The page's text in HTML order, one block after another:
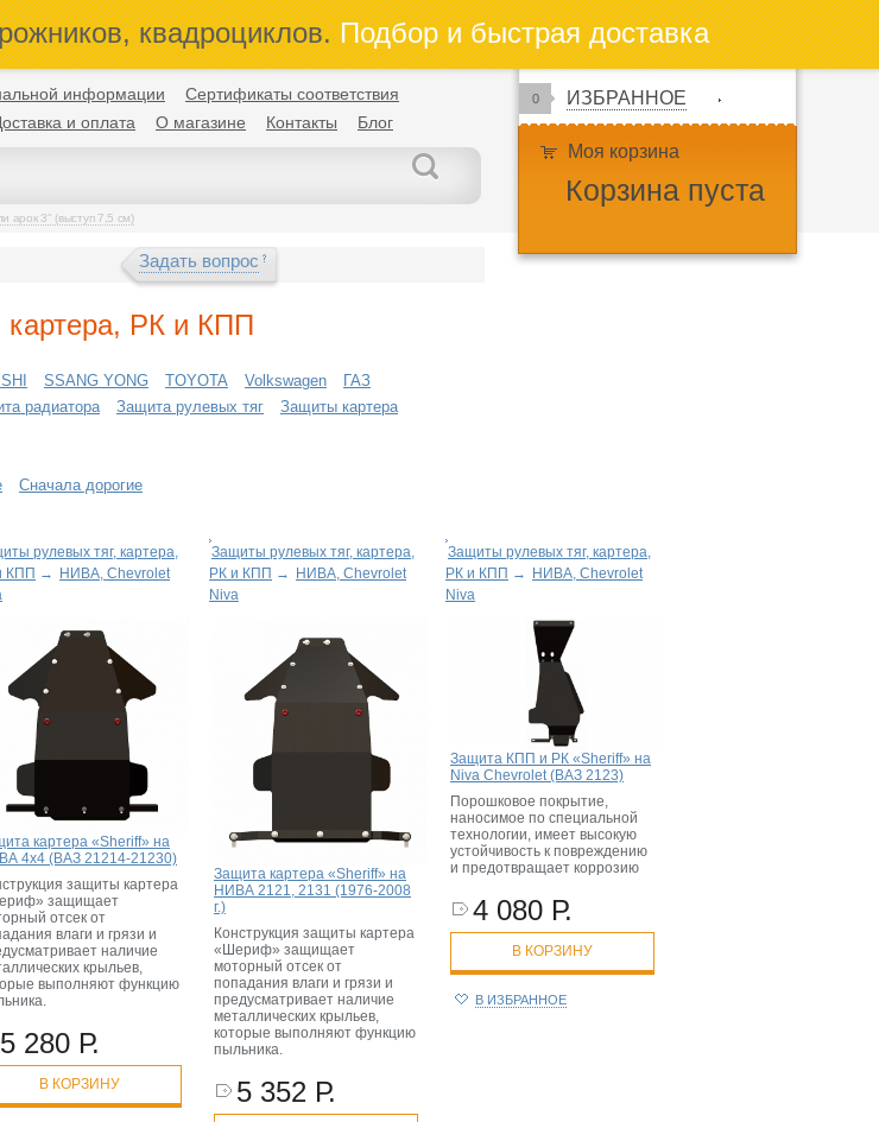
квадроциклов.Подбор и быстрая доставка
информации
Сертификаты соответствия
и оплата О магазине Контакты Блог
арок 3" (выступ 7,5 см)
0 ИЗБРАННОЕ
Моя корзина
Корзина пуста
Задать вопрос
картера, РК и КПП
SSANG YONG TOYOTA Volkswagen
ГАЗ
радиатора Защита рулевых тяг
Защиты картера
Сначала дорогие
рулевых тяг, картера,
КПП →
НИВА, Chevrolet
картера «Sheriff» на
4x4 (ВАЗ 21214-21230)
защиты картера
защищает
отсек от
влаги и грязи и
наличие
крыльев,
выполняют функцию
5 280 Р.
В КОРЗИНУ
Защиты рулевых тяг, картера,
РК и КПП →
НИВА, Chevrolet
Niva
Защита картера «Sheriff» на
НИВА 2121, 2131 (1976-2008
г.)
Конструкция защиты картера
«Шериф» защищает
моторный отсек от
попадания влаги и грязи и
предусматривает наличие
металлических крыльев,
которые выполняют функцию
пыльника.
5 352 Р.
Защиты рулевых тяг, картера,
РК и КПП →
НИВА, Chevrolet
Niva
Защита КПП и РК «Sheriff» на
Niva Chevrolet (ВАЗ 2123)
Порошковое покрытие,
наносимое по специальной
технологии, имеет высокую
устойчивость к повреждению
и предотвращает коррозию
4 080 Р.
В КОРЗИНУ
В ИЗБРАННОЕ